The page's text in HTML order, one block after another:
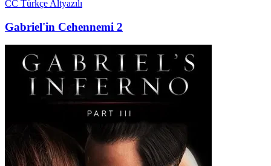
CC Türkçe Altyazılı
Gabriel'in Cehennemi 2